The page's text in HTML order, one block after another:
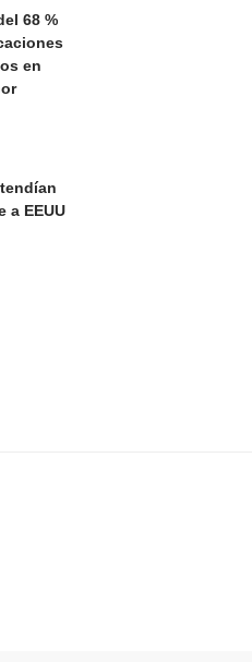
68 %
en
a EEUU